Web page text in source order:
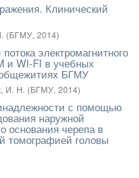
Клинический
(БГМУ, 2014)
электромагнитного
и WI-FI в учебных
общежитиях БГМУ
И. Н. (БГМУ, 2014)
с помощью
наружной
основания черепа в
томографией головы